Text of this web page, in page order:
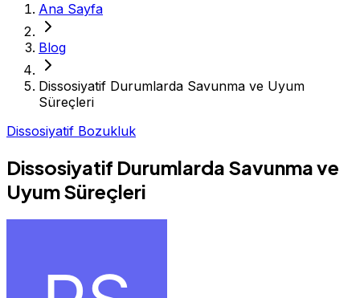
Ana Sayfa
Blog
Dissosiyatif Durumlarda Savunma ve Uyum
Süreçleri
Dissosiyatif Bozukluk
Dissosiyatif Durumlarda Savunma ve
Uyum Süreçleri